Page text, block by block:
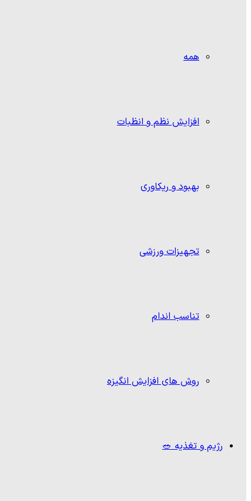
همه
افزایش نظم و انظبات
بهبود و ریکاوری
تجهیزات ورزشی
تناسب اندام
روش های افزایش انگیزه
رژیم و تغذیه 🥗